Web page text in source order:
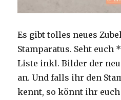
Es gibt tolles neues
Stamparatus. Seht euch *
Liste inkl. Bilder der
an. Und falls ihr den
kennt, so könnt ihr